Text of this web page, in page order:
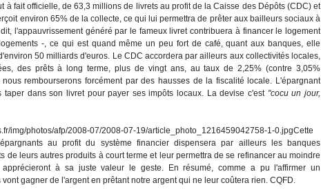
à fait officielle, de 63,3 millions de livrets au profit de la Caisse des Dépôts (CDC) et
environ 65% de la collecte, ce qui lui permettra de prêter aux bailleurs sociaux à
l'appauvrissement généré par le fameux livret contribuera à financer le logement
-, ce qui est quand même un peu fort de café, quant aux banques, elle
50 milliards d'euros. Le CDC accordera par ailleurs aux collectivités locales,
des prêts à long terme, plus de vingt ans, au taux de 2,25% (contre 3,05%
rembourserons forcément par des hausses de la fiscalité locale. L'épargnant
taper dans son livret pour payer ses impôts locaux. La devise c'est "cocu un jour,
Cette
au profit du système financier dispensera par ailleurs les banques
de leurs autres produits à court terme et leur permettra de se refinancer au moindre
apprécieront à sa juste valeur le geste. En résumé, comme a pu l'affirmer un
gagner de l'argent en prêtant notre argent qui ne leur coûtera rien. CQFD.